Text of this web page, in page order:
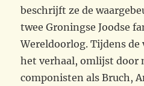
beschrijft ze de
twee Groningse Joodse
Wereldoorlog. Tijdens
het verhaal, omlijst door
componisten als Bruch,